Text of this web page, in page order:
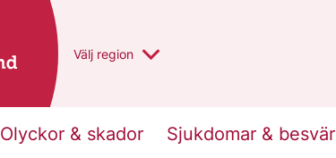
Du har valt region
Välj en annan
region
Olyckor & skador Sjukdomar & besvär